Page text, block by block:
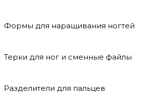
Формы для наращивания ногтей
Терки для ног и сменные файлы
Разделители для пальцев